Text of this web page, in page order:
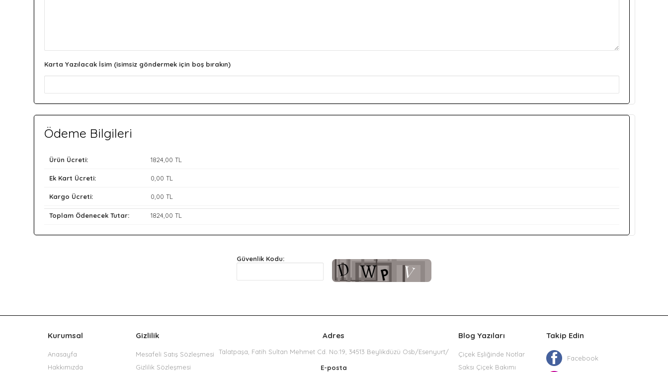
Karta Yazılacak İsim (isimsiz göndermek için boş bırakın)
Ödeme Bilgileri
Ürün Ücreti: 1824 ,00 TL
Ek Kart Ücreti: 0 ,00 TL
Kargo Ücreti: 0 ,00 TL
Toplam Ödenecek Tutar: 1824 ,00 TL
Güvenlik Kodu:
Kurumsal
Anasayfa
Hakkımızda
Gizlilik
Mesafeli Satış Sözleşmesi
Gizlilik Sözleşmesi
Adres
Talatpaşa, Fatih Sultan Mehmet Cd. No:19, 34513 Beylikdüzü Osb/Esenyurt/
E-posta
Blog Yazıları
Çiçek Eşliğinde Notlar
Saksı Çiçek Bakımı
Takip Edin
Facebook